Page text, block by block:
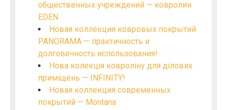
общественных учреждений — ковролин
EDEN
Новая коллекция ковровых покрытий
PANORAMA — практичность и
долговечность использования!
Нова колекція ковроліну для ділових
приміщень — INFINITY!
Новая коллекция современных
покрытий — Montana